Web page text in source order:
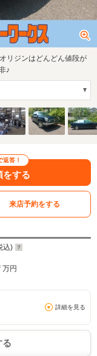
リジンはどんどん値段が
♪
答！
をする
来店予約をする
込)
万円
詳細を見る
る